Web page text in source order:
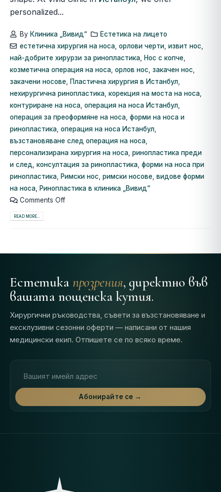
personalized...
By Клиника „Вивид“
Естетика на лицето
естетична хирургия на носа, орлови черти, извит нос
най-добрите хирурзи за ринопластика
Нос с копче
козметична операция на носа орлов нос закачен нос
закачени носове
Пластична хирургия в Истанбул
нехирургична ринопластика корекция на моста на носа
контуриране на носа операция на носа Истанбул
операция за преоформяне на носа форми на носа и
ринопластика операция на носа Истанбул
възстановяване след операция на носа
персонализирана хирургия на носа ринопластика преди
и след консултация за ринопластика форми на носа при
ринопластика
Римски нос римски носове видове форми
на носа
Ринопластика в клиника „Вивид“
Comments Off
READ MORE...
Естетика прозрения, директно във
вашата пощенска кутия.
Хирургични ръководства, съвети за възстановяване и
ексклузивни сезонни оферти — написани от нашия
медицински екип. Отпишете се по всяко време.
Абонирайте се →